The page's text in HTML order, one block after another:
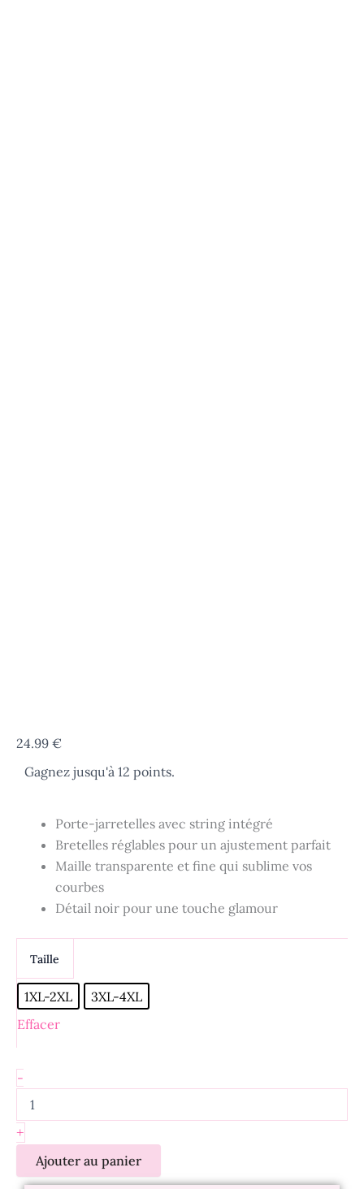
24.99 €
Gagnez jusqu'à 12 points.
Porte-jarretelles avec string intégré
Bretelles réglables pour un ajustement parfait
Maille transparente et fine qui sublime vos
courbes
Détail noir pour une touche glamour
Taille
1XL-2XL
3XL-4XL
Effacer
-
quantité
Porte-
rouge
grande
+
Ajouter au panier